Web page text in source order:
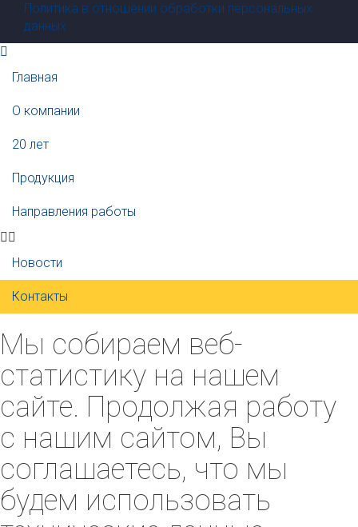
Политика в отношении обработки персональных
данных
Главная
О компании
20 лет
Продукция
Направления работы
Новости
Контакты
Мы собираем веб-
статистику на нашем
сайте. Продолжая работу
с нашим сайтом, Вы
соглашаетесь, что мы
будем использовать